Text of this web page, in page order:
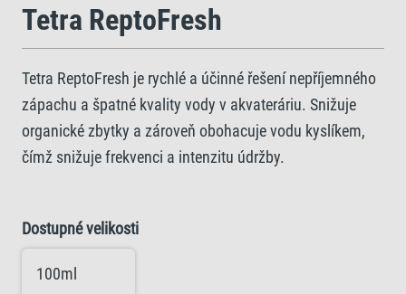
Tetra ReptoFresh
Tetra ReptoFresh je rychlé a účinné řešení nepříjemného
zápachu a špatné kvality vody v akvateráriu. Snižuje
organické zbytky a zároveň obohacuje vodu kyslíkem,
čímž snižuje frekvenci a intenzitu údržby.
Dostupné velikosti
100ml